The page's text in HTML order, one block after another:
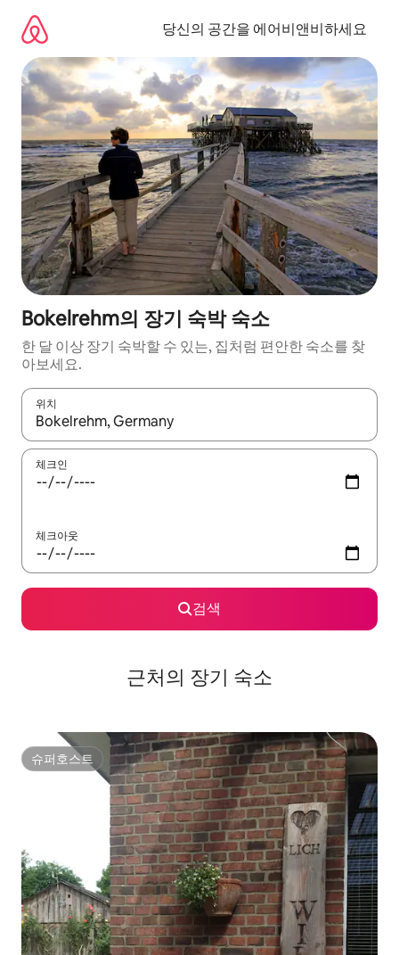
당신의 공간을 에어비앤비하세요
Bokelrehm의 장기 숙박 숙소
한 달 이상 장기 숙박할 수 있는, 집처럼 편안한 숙소를 찾
아보세요.
위치
결과가 나오면 위·아래 화살표 키를 사용하거나 터치 또는 스와이
체크인
체크아웃
검색
근처의 장기 숙소
슈퍼호스트
슈퍼호스트